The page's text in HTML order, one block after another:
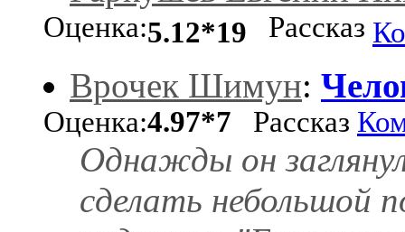
Оценка:5.12*19 Рассказ
Врочек Шимун:
Оценка:4.97*7 Рассказ
Однажды он
сделать небольшой